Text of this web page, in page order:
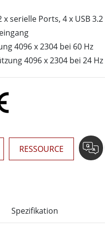
Edelstahl-Panel-PCs
Edelstahldisplay
x serielle Ports, 4 x USB
4096 x 2304 bei 60 Hz
4096 x 2304 bei 24 Hz
RESSOURCE
Spezifikation